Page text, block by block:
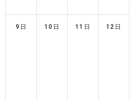
9日 10日 11日 12日